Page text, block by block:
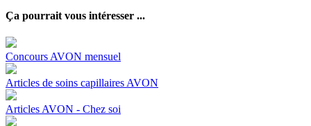
Ça pourrait vous intéresser ...
Concours AVON mensuel
Articles de soins capillaires AVON
Articles AVON - Chez soi